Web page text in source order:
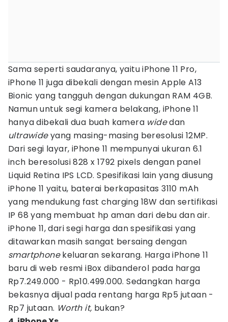
Sama seperti saudaranya, yaitu iPhone 11 Pro,
iPhone 11 juga dibekali dengan mesin Apple A13
Bionic yang tangguh dengan dukungan RAM 4GB.
Namun untuk segi kamera belakang, iPhone 11
hanya dibekali dua buah kamera widedan
ultrawideyang masing-masing beresolusi 12MP.
Dari segi layar, iPhone 11 mempunyai ukuran 6.1
inch beresolusi 828 x 1792 pixels dengan panel
Liquid Retina IPS LCD. Spesifikasi lain yang diusung
iPhone 11 yaitu, baterai berkapasitas 3110 mAh
yang mendukung fast charging 18W dan sertifikasi
IP 68 yang membuat hp aman dari debu dan air.
iPhone 11, dari segi harga dan spesifikasi yang
ditawarkan masih sangat bersaing dengan
smartphonekeluaran sekarang. Harga iPhone 11
baru di web resmi iBox dibanderol pada harga
Rp7.249.000 - Rp10.499.000. Sedangkan harga
bekasnya dijual pada rentang harga Rp5 jutaan -
Rp7 jutaan. Worth it, bukan?